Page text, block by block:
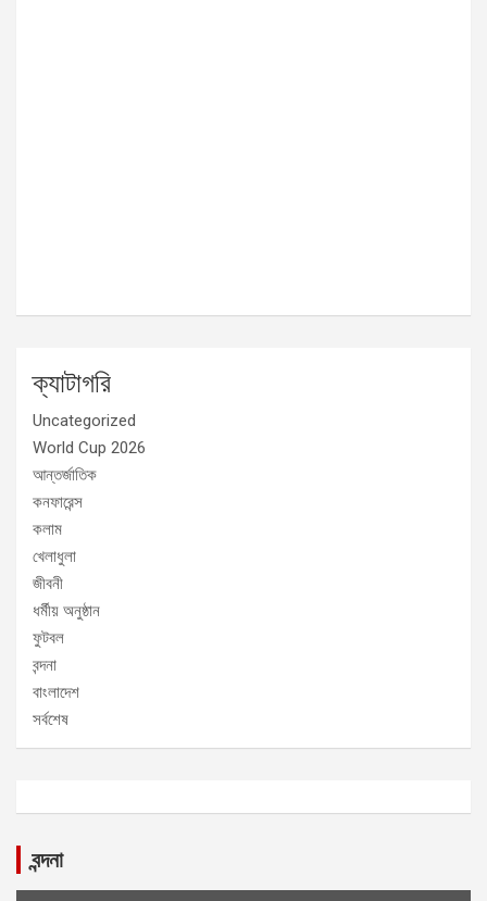
ক্যাটাগরি
Uncategorized
World Cup 2026
আন্তর্জাতিক
কনফারেন্স
কলাম
খেলাধুলা
জীবনী
ধর্মীয় অনুষ্ঠান
ফুটবল
বন্দনা
বাংলাদেশ
সর্বশেষ
বন্দনা